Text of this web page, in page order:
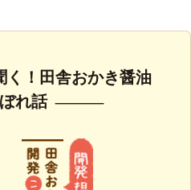
く！田舎おかき醤油
れ話